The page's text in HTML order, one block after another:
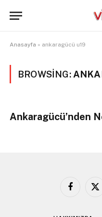
Anasayfa » ankaragücü u19
BROWSING:
Ankaragücü’nden
Facebook
X